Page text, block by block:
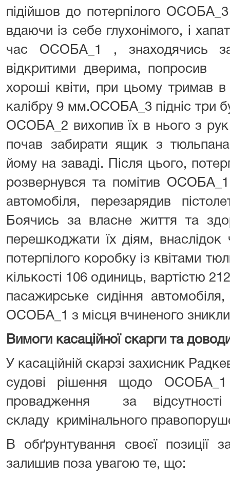
підійшов до потерпілого
вдаючи із себе глухонімого, і
час ОСОБА_1 , знаходячись
відкритими дверима,
хороші квіти, при цьому тримав в
калібру 9 мм.ОСОБА_3 підніс три
ОСОБА_2 вихопив їх в нього з
почав забирати ящик з
йому на заваді. Після цього,
розвернувся та помітив
автомобіля, перезарядив
Боячись за власне життя та
перешкоджати їх діям,
потерпілого коробку із квітами
кількості 106 одиниць, вартістю
пасажирське сидіння
ОСОБА_1 з місця вчиненого
Вимоги касаційної скарги та
У касаційній скарзі захисник
судові рішення щодо ОСОБА_1
провадження за
складу кримінального
В обґрунтування своєї позиції
залишив поза увагою те, що: